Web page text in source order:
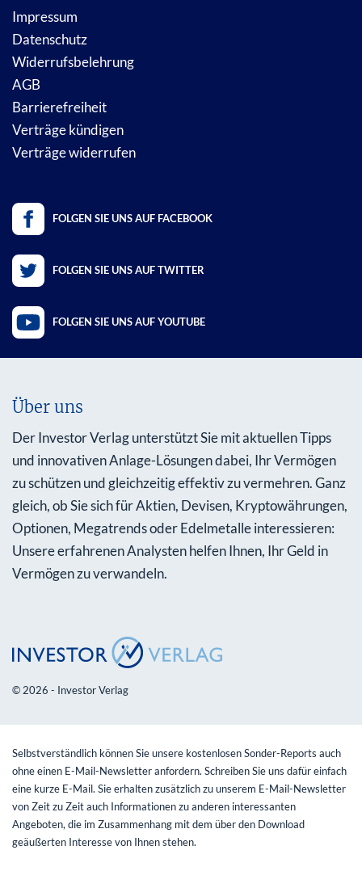
Impressum
Datenschutz
Widerrufsbelehrung
AGB
Barrierefreiheit
Verträge kündigen
Verträge widerrufen
FOLGEN SIE UNS AUF FACEBOOK
FOLGEN SIE UNS AUF TWITTER
FOLGEN SIE UNS AUF YOUTUBE
Über uns
Der Investor Verlag unterstützt Sie mit aktuellen Tipps
und innovativen Anlage-Lösungen dabei, Ihr Vermögen
zu schützen und gleichzeitig effektiv zu vermehren. Ganz
gleich, ob Sie sich für Aktien, Devisen, Kryptowährungen,
Optionen, Megatrends oder Edelmetalle interessieren:
Unsere erfahrenen Analysten helfen Ihnen, Ihr Geld in
Vermögen zu verwandeln.
© 2026 - Investor Verlag
Selbstverständlich können Sie unsere kostenlosen Sonder-Reports auch
ohne einen E-Mail-Newsletter anfordern. Schreiben Sie uns dafür einfach
eine kurze E-Mail. Sie erhalten zusätzlich zu unserem E-Mail-Newsletter
von Zeit zu Zeit auch Informationen zu anderen interessanten
Angeboten, die im Zusammenhang mit dem über den Download
geäußerten Interesse von Ihnen stehen.